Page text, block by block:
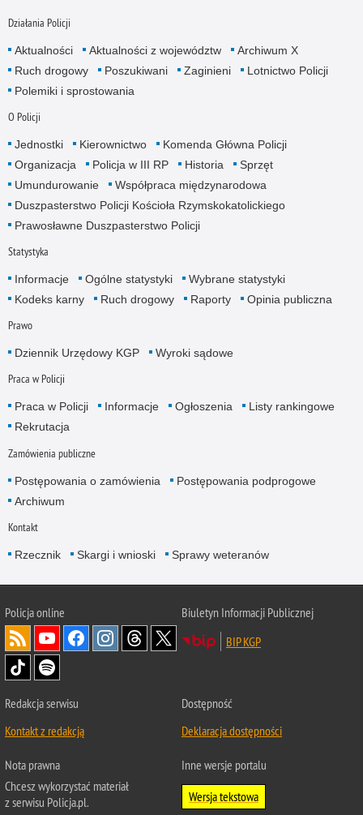
Działania Policji
Aktualności Aktualności z województw
Archiwum X
Ruch drogowy
Poszukiwani Zaginieni
Lotnictwo Policji
Polemiki i sprostowania
O Policji
Jednostki Kierownictwo
Komenda Główna Policji
Organizacja
Policja w III RP Historia
Sprzęt
Umundurowanie
Współpraca międzynarodowa
Duszpasterstwo Policji Kościoła Rzymskokatolickiego
Prawosławne Duszpasterstwo Policji
Statystyka
Informacje Ogólne statystyki
Wybrane statystyki
Kodeks karny
Ruch drogowy Raporty Opinia publiczna
Prawo
Dziennik Urzędowy KGP Wyroki sądowe
Praca w Policji
Praca w Policji Informacje Ogłoszenia
Listy rankingowe
Rekrutacja
Zamówienia publiczne
Postępowania o zamówienia
Postępowania podprogowe
Archiwum
Kontakt
Rzecznik Skargi i wnioski Sprawy weteranów
Policjaonline
Biuletyn Informacji Publicznej
BIP KGP
Redakcja serwisu
Kontakt z redakcją
Dostępność
Deklaracja dostępności
Nota prawna
Chcesz wykorzystać materiał
z serwisu Policja.pl.
Inne wersje portalu
Wersja tekstowa